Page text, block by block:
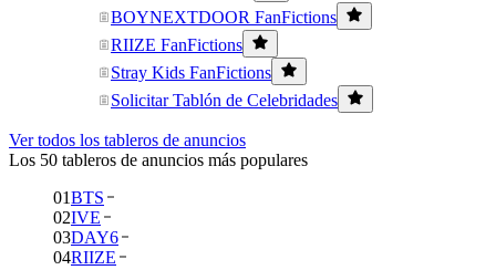
BOYNEXTDOOR FanFictions
RIIZE FanFictions
Stray Kids FanFictions
Solicitar Tablón de Celebridades
Ver todos los tableros de anuncios
Los 50 tableros de anuncios más populares
01BTS
02IVE
03DAY6
04RIIZE